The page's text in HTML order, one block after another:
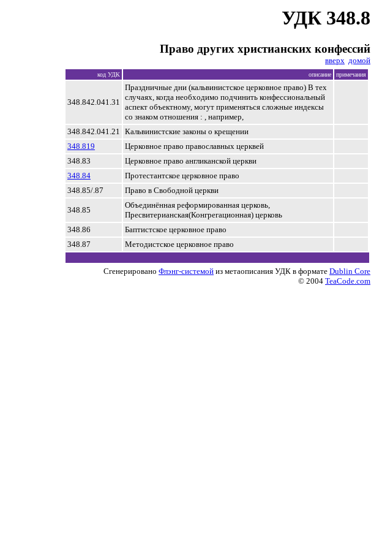
УДК 348.8
Право других христианских конфессий
вверх домой
код УДК описание примечания
348.842.041.31
Праздничные дни (кальвинистское церковное право) В тех
случаях, когда необходимо подчинить конфессиональный
аспект объектному, могут применяться сложные индексы
со знаком отношения : , например,
348.842.041.21 Кальвинистские законы о крещении
348.819
Церковное право православных церквей
348.83
Церковное право англиканской церкви
348.84
Протестантское церковное право
348.85/.87
Право в Свободной церкви
348.85
Объединённая реформированная церковь,
Пресвитерианская(Конгрегационная) церковь
348.86
Баптистское церковное право
348.87
Методистское церковное право
Сгенерировано Флэнг-системой из метаописания УДК в формате Dublin Core
© 2004 TeaCode.com